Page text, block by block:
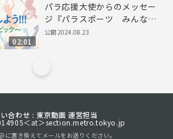
02:01
パラ応援大使からのメッセー
ジ『パラスポーツ みんなで
応援しよう～パリ2024パラリ
公開2024.08.23
合わせ : 東京動画 運営担当
＜at＞section.metro.tokyo.jp
置き換えてメールをお送りください。